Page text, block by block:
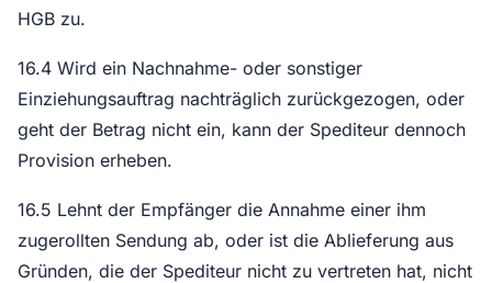
HGB zu.
16.4 Wird ein Nachnahme- oder sonstiger
Einziehungsauftrag nachträglich zurückgezogen, oder
geht der Betrag nicht ein, kann der Spediteur dennoch
Provision erheben.
16.5 Lehnt der Empfänger die Annahme einer ihm
zugerollten Sendung ab, oder ist die Ablieferung aus
Gründen, die der Spediteur nicht zu vertreten hat, nicht